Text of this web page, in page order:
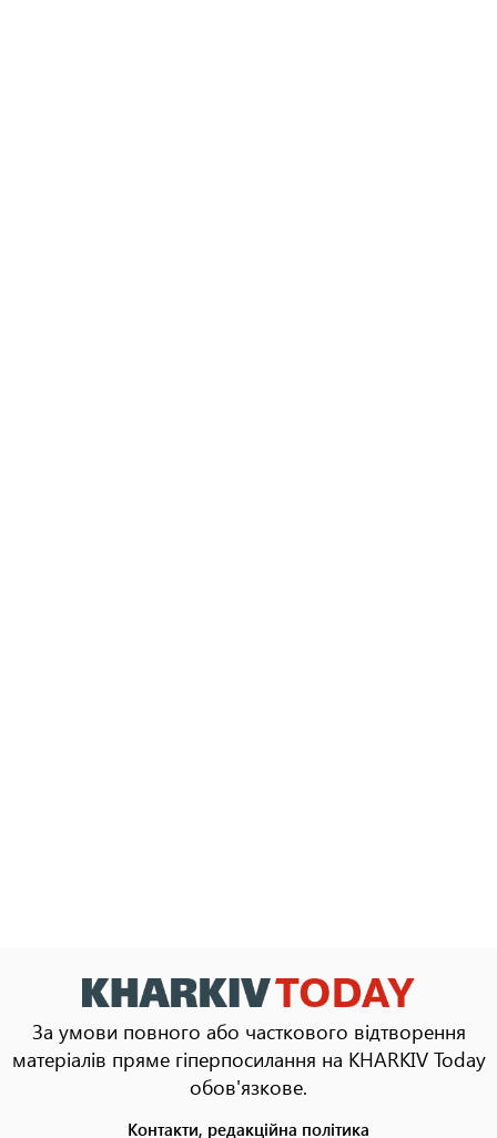
За умови повного або часткового відтворення
матеріалів пряме гіперпосилання на KHARKIV Today
обов'язкове.
Контакти, редакційна політика